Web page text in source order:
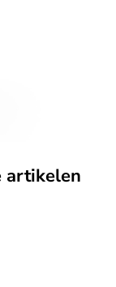
artikelen